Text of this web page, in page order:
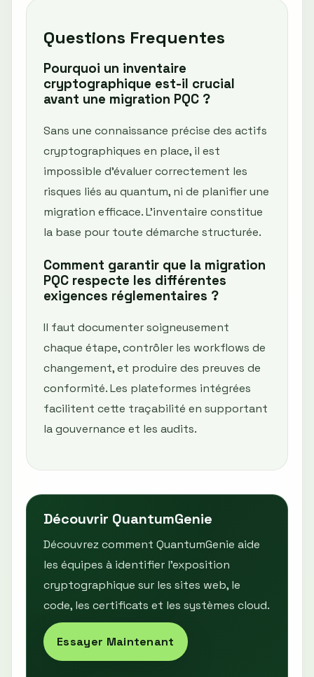
Questions Frequentes
Pourquoi un inventaire
cryptographique est-il crucial
avant une migration PQC ?
Sans une connaissance précise des actifs
cryptographiques en place, il est
impossible d’évaluer correctement les
risques liés au quantum, ni de planifier une
migration efficace. L’inventaire constitue
la base pour toute démarche structurée.
Comment garantir que la migration
PQC respecte les différentes
exigences réglementaires ?
Il faut documenter soigneusement
chaque étape, contrôler les workflows de
changement, et produire des preuves de
conformité. Les plateformes intégrées
facilitent cette traçabilité en supportant
la gouvernance et les audits.
Découvrir QuantumGenie
Découvrez comment QuantumGenie aide
les équipes à identifier l’exposition
cryptographique sur les sites web, le
code, les certificats et les systèmes cloud.
Essayer Maintenant